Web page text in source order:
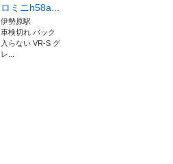
ロミニh58a...
伊勢原駅
車検切れ バック
入らない VR-S グ
レ...